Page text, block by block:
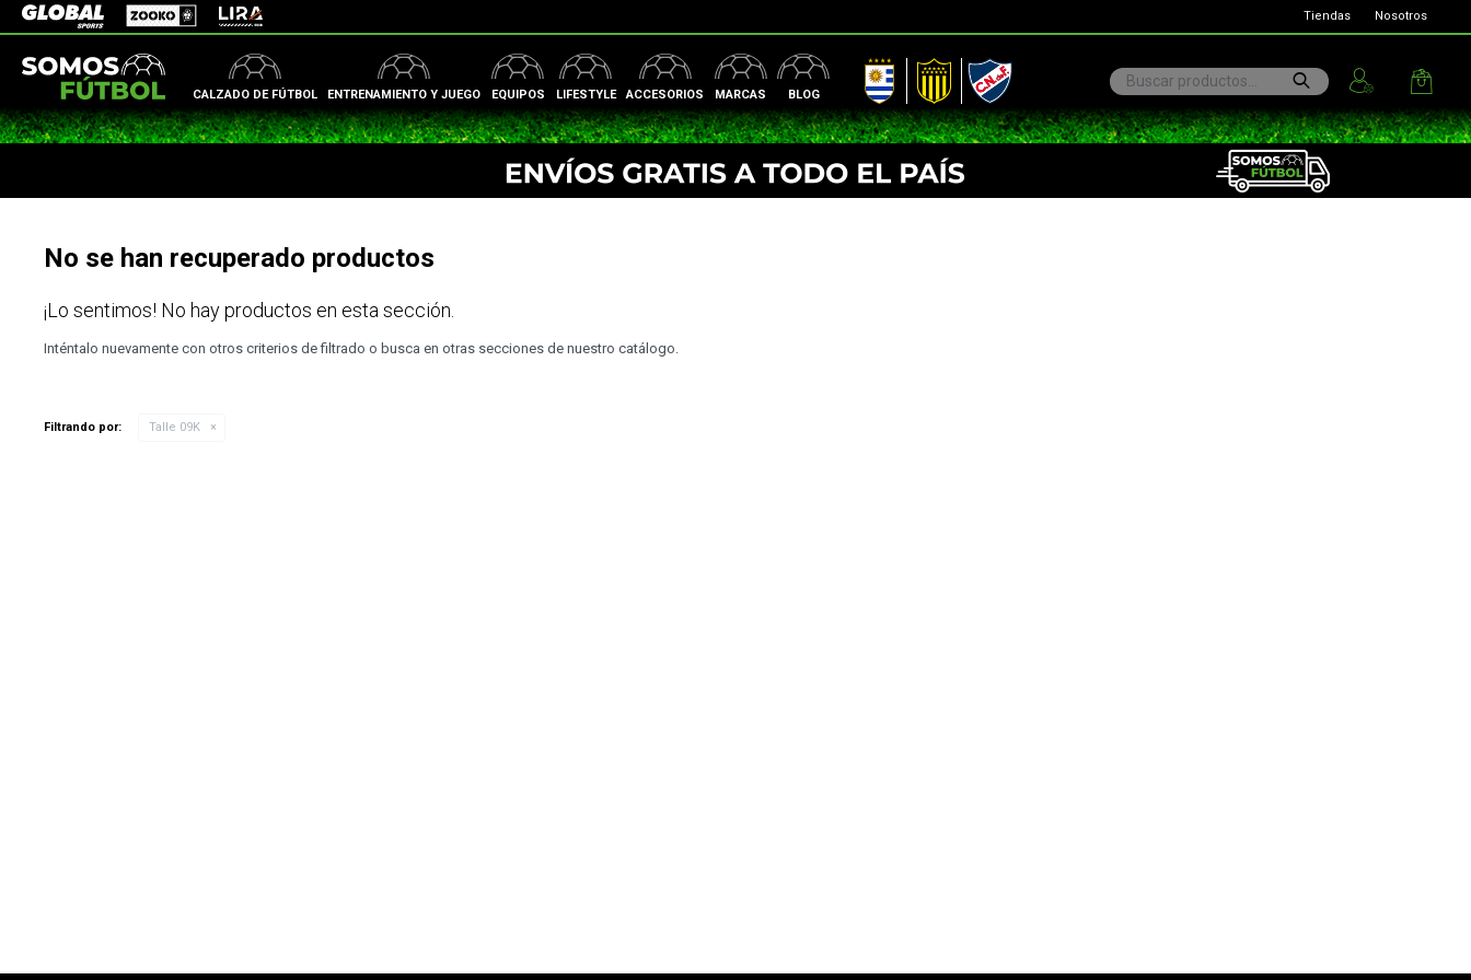
CALZADO DE FÚTBOL ENTRENAMIENTO Y JUEGO EQUIPOS LIFESTYLE ACCESORIOS MARCAS BLOG
AUF Peñarol Nacional
Global Sports Zooko Lira Tiendas Nosotros
No se han recuperado productos
¡Lo sentimos! No hay productos en esta sección.
Inténtalo nuevamente con otros criterios de filtrado o busca en otras secciones de nuestro catálogo.
Filtrando por: Talle 09K